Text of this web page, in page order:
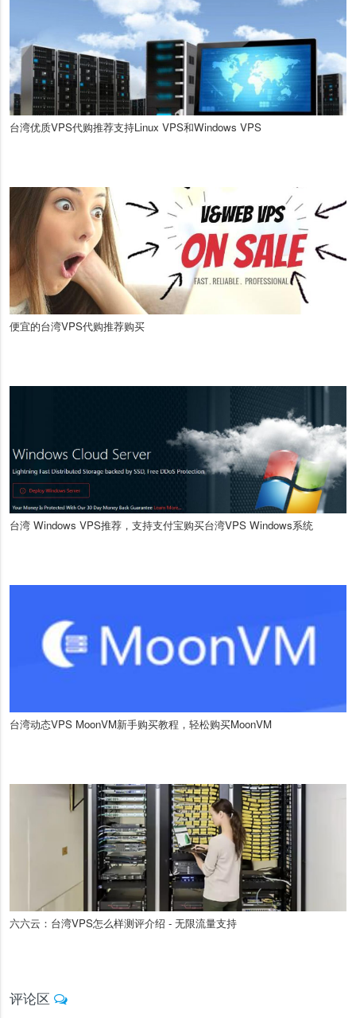
台湾优质VPS代购推荐支持Linux VPS和Windows VPS
便宜的台湾VPS代购推荐购买
台湾 Windows VPS推荐，支持支付宝购买台湾VPS Windows系统
台湾动态VPS MoonVM新手购买教程，轻松购买MoonVM
六六云：台湾VPS怎么样测评介绍 - 无限流量支持
评论区